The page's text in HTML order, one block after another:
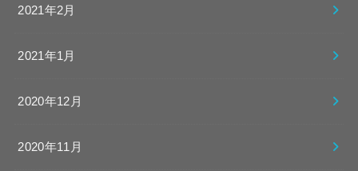
2021年2月
2021年1月
2020年12月
2020年11月